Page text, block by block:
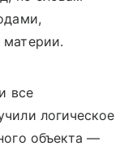
все
логическое
объекта —